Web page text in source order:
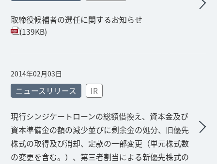
取締役候補者の選任に関するお知らせ
(139KB)
2014年02月03日
ニュースリリース IR
現行シンジケートローンの総額借換え、資本金及び
資本準備金の額の減少並びに剰余金の処分、旧優先
株式の取得及び消却、定款の一部変更（単元株式数
の変更を含む。）、第三者割当による新優先株式の